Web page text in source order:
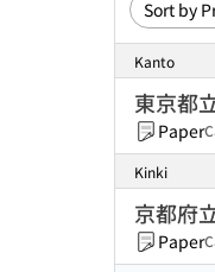
Kanto
東京都
Paper
Kinki
京都府
Paper